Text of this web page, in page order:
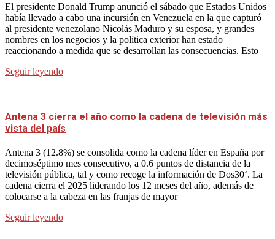
El presidente Donald Trump anunció el sábado que Estados Unidos
había llevado a cabo una incursión en Venezuela en la que capturó
al presidente venezolano Nicolás Maduro y su esposa, y grandes
nombres en los negocios y la política exterior han estado
reaccionando a medida que se desarrollan las consecuencias. Esto
Seguir leyendo
Antena 3 cierra el año como la cadena de televisión más
vista del país
Antena 3 (12.8%) se consolida como la cadena líder en España por
decimoséptimo mes consecutivo, a 0.6 puntos de distancia de la
televisión pública, tal y como recoge la información de Dos30‘. La
cadena cierra el 2025 liderando los 12 meses del año, además de
colocarse a la cabeza en las franjas de mayor
Seguir leyendo